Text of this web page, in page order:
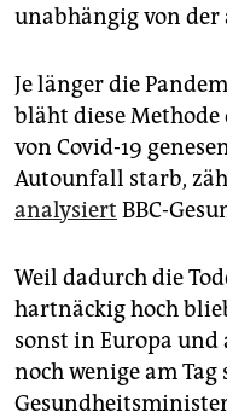
unabhängig von der
Je länger die
bläht diese Methode
von Covid-19
Autounfall starb,
analysiert BBC-
Weil dadurch die
hartnäckig hoch
sonst in Europa
noch wenige am